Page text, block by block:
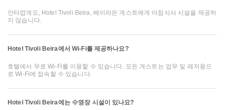
안타깝게도, Hotel Tivoli Beira, 베이라은 게스트에게 아침식사 시설을 제공하
지 않습니다.
Hotel Tivoli Beira에서 Wi-Fi를 제공하나요?
호텔에서 무료 Wi-Fi를 이용할 수 있습니다. 모든 게스트는 업무 및 레저용으
로 Wi-Fi에 접속할 수 있습니다.
Hotel Tivoli Beira에는 수영장 시설이 있나요?